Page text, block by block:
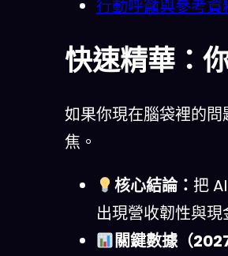
行動呼籲與參考資
快速精華：
如果你現在腦袋裡的
焦。
核心結論： 把
出現營收韌性與
關鍵數據（